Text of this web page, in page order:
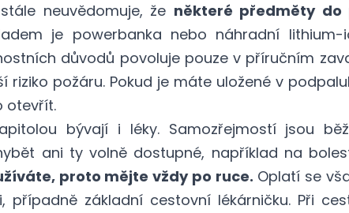
neuvědomuje, že některé předměty do
je powerbanka nebo náhradní lithium-
důvodů povoluje pouze v příručním
riziko požáru. Pokud je máte uložené v
otevřít.
bývají i léky. Samozřejmostí jsou
ani ty volně dostupné, například na
proto mějte vždy po ruce. Oplatí se
případně základní cestovní lékárničku. Při